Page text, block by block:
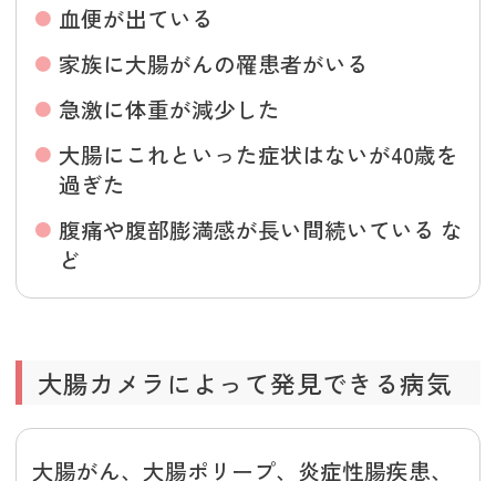
血便が出ている
家族に大腸がんの罹患者がいる
急激に体重が減少した
大腸にこれといった症状はないが40歳を
過ぎた
腹痛や腹部膨満感が長い間続いている な
ど
大腸カメラによって発見できる病気
大腸がん、大腸ポリープ、炎症性腸疾患、